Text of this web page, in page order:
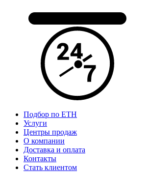
Подбор по ЕТН
Услуги
Центры продаж
О компании
Доставка и оплата
Контакты
Стать клиентом